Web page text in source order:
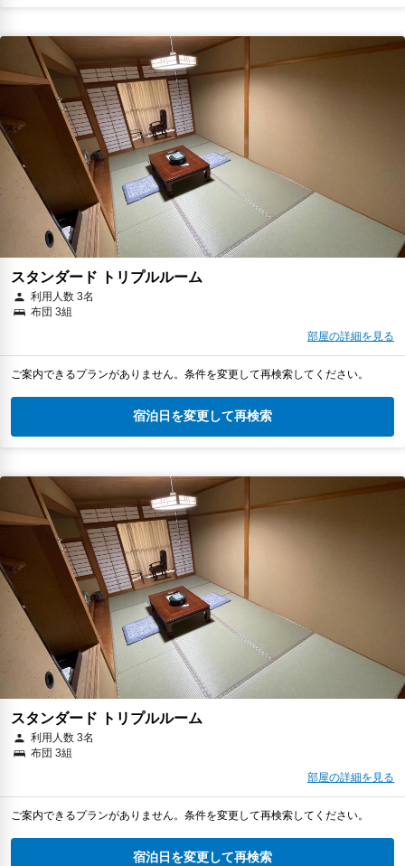
スタンダード トリプルルーム
利用人数 3名
布団 3組
部屋の詳細を見る
ご案内できるプランがありません。条件を変更して再検索してください。
宿泊日を変更して再検索
スタンダード トリプルルーム
利用人数 3名
布団 3組
部屋の詳細を見る
ご案内できるプランがありません。条件を変更して再検索してください。
宿泊日を変更して再検索